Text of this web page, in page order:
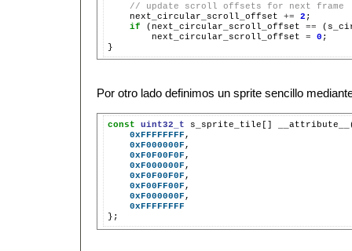
// update scroll offsets for next frame
next_circular_scroll_offset
+= 2
if
(next_circular_scroll_offset ==
next_circular_scroll_offset
= 0 ;
Por otro lado definimos un sprite sencillo
const uint32_t s_sprite_tile[]
0xFFFFFFFF
0xF000000F
0xF0F00F0F
0xF000000F
0xF0F00F0F
0xF00FF00F
0xF000000F
0xFFFFFFFF